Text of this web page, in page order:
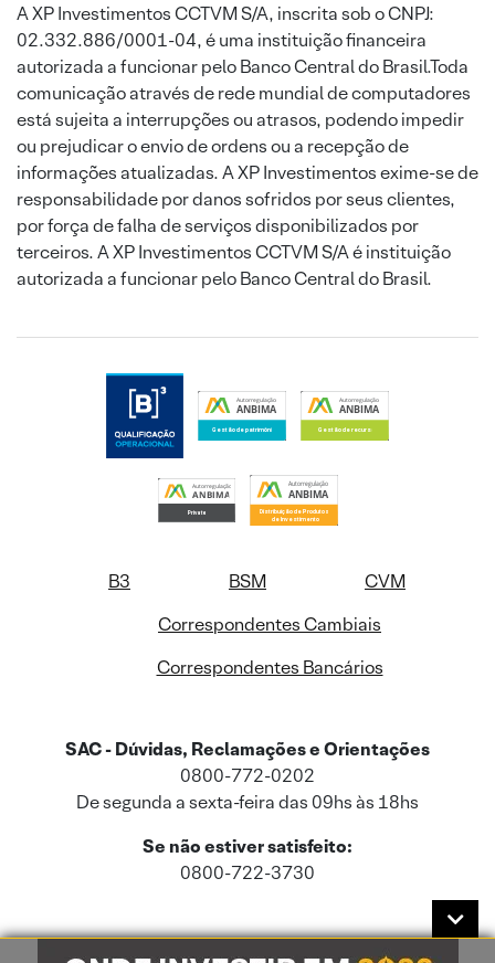
A XP Investimentos CCTVM S/A, inscrita sob o CNPJ:
02.332.886/0001-04, é uma instituição financeira
autorizada a funcionar pelo Banco Central do Brasil.Toda
comunicação através de rede mundial de computadores
está sujeita a interrupções ou atrasos, podendo impedir
ou prejudicar o envio de ordens ou a recepção de
informações atualizadas. A XP Investimentos exime-se de
responsabilidade por danos sofridos por seus clientes,
por força de falha de serviços disponibilizados por
terceiros. A XP Investimentos CCTVM S/A é instituição
autorizada a funcionar pelo Banco Central do Brasil.
B3 BSM
CVM
Correspondentes Cambiais
Correspondentes Bancários
SAC - Dúvidas, Reclamações e Orientações
0800-772-0202
De segunda a sexta-feira das 09hs às 18hs
Se não estiver satisfeito:
0800-722-3730